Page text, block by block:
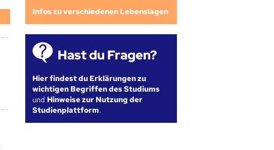
Infos zu verschiedenen Lebenslagen
Hast du Fragen?
Hier findest du Erklärungen zu
wichtigen Begriffen des Studiums
und Hinweise zur Nutzung der
Studienplattform.